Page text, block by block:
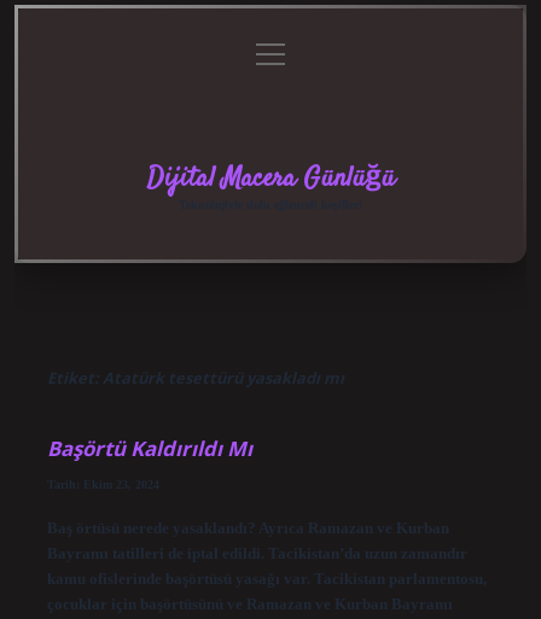
menüyü
aç
Dijital Macera Günlüğü
Etiket: Atatürk tesettürü yasakladı mı
Başörtü Kaldırıldı Mı
Tarih: Ekim 23, 2024
Baş örtüsü nerede yasaklandı? Ayrıca Ramazan ve Kurban
Bayramı tatilleri de iptal edildi. Tacikistan’da uzun zamandır
kamu ofislerinde başörtüsü yasağı var. Tacikistan parlamentosu,
çocuklar için başörtüsünü ve Ramazan ve Kurban Bayramı